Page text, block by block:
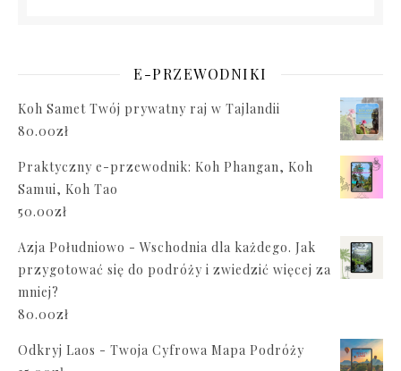
E-PRZEWODNIKI
Koh Samet Twój prywatny raj w Tajlandii
80.00zł
Praktyczny e-przewodnik: Koh Phangan, Koh
Samui, Koh Tao
50.00zł
Azja Południowo - Wschodnia dla każdego. Jak
przygotować się do podróży i zwiedzić więcej za
mniej?
80.00zł
Odkryj Laos - Twoja Cyfrowa Mapa Podróży